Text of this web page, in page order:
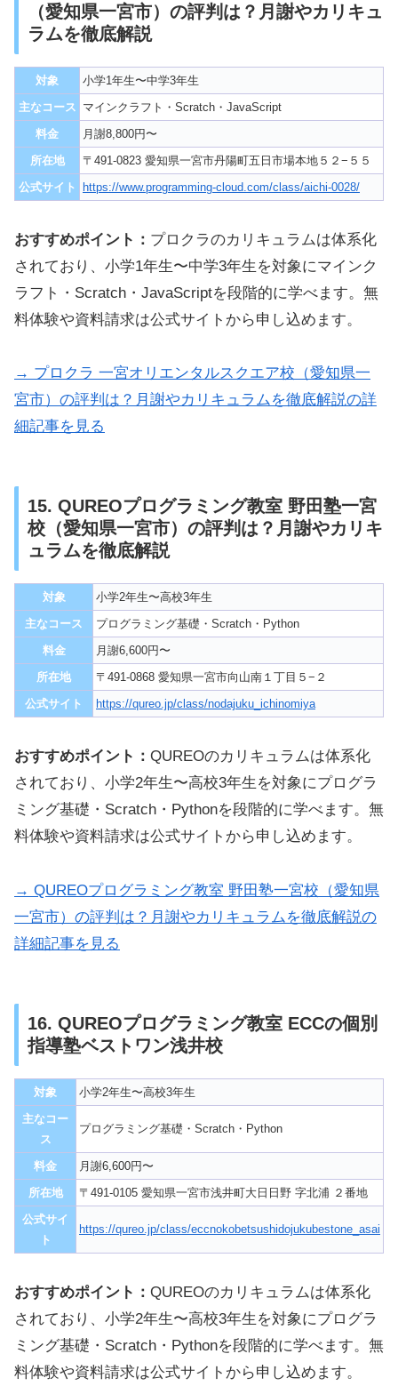
（愛知県一宮市）の評判は？月謝やカリキュ
ラムを徹底解説
対象
小学1年生〜中学3年生
主なコース マインクラフト・Scratch・JavaScript
料金
月謝8,800円〜
所在地
〒491-0823 愛知県一宮市丹陽町五日市場本地５２−５５
公式サイト
https://www.programming-cloud.com/class/aichi-0028/
おすすめポイント： プロクラのカリキュラムは体系化
されており、小学1年生〜中学3年生を対象にマインク
ラフト・Scratch・JavaScriptを段階的に学べます。無
料体験や資料請求は公式サイトから申し込めます。
→ プロクラ 一宮オリエンタルスクエア校（愛知県一
宮市）の評判は？月謝やカリキュラムを徹底解説の詳
細記事を見る
15. QUREOプログラミング教室 野田塾一宮
校（愛知県一宮市）の評判は？月謝やカリキ
ュラムを徹底解説
対象
小学2年生〜高校3年生
主なコース
プログラミング基礎・Scratch・Python
料金
月謝6,600円〜
所在地
〒491-0868 愛知県一宮市向山南１丁目５−２
公式サイト
https://qureo.jp/class/nodajuku_ichinomiya
おすすめポイント： QUREOのカリキュラムは体系化
されており、小学2年生〜高校3年生を対象にプログラ
ミング基礎・Scratch・Pythonを段階的に学べます。無
料体験や資料請求は公式サイトから申し込めます。
→ QUREOプログラミング教室 野田塾一宮校（愛知県
一宮市）の評判は？月謝やカリキュラムを徹底解説の
詳細記事を見る
16. QUREOプログラミング教室 ECCの個別
指導塾ベストワン浅井校
対象
小学2年生〜高校3年生
主なコー
ス
プログラミング基礎・Scratch・Python
料金
月謝6,600円〜
所在地
〒491-0105 愛知県一宮市浅井町大日日野 字北浦 ２番地
公式サイ
ト
https://qureo.jp/class/eccnokobetsushidojukubestone_asai
おすすめポイント： QUREOのカリキュラムは体系化
されており、小学2年生〜高校3年生を対象にプログラ
ミング基礎・Scratch・Pythonを段階的に学べます。無
料体験や資料請求は公式サイトから申し込めます。